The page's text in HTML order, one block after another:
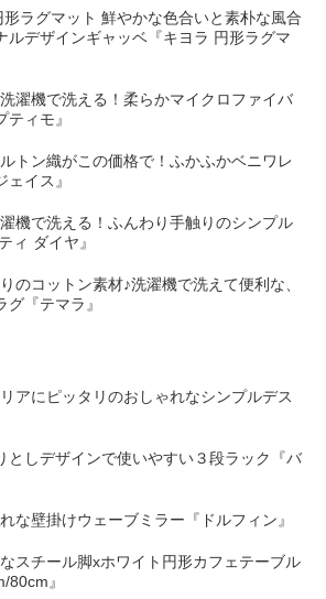
鮮やかな色合いと素朴な風合
ルデザインギャッベ『キヨラ 円形ラグマ
濯機で洗える！柔らかマイクロファイバ
ィモ』
トン織がこの価格で！ふかふかベニワレ
イス』
機で洗える！ふんわり手触りのシンプル
ィ ダイヤ』
のコットン素材♪洗濯機で洗えて便利な、
『テマラ』
アにピッタリのおしゃれなシンプルデス
としデザインで使いやすい３段ラック『バ
な壁掛けウェーブミラー『ドルフィン』
スチール脚xホワイト円形カフェテーブル
80cm』